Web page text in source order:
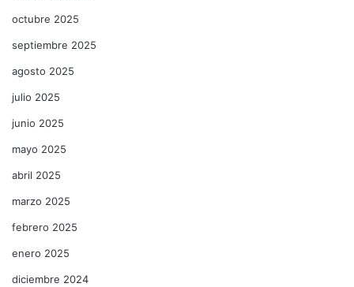
octubre 2025
septiembre 2025
agosto 2025
julio 2025
junio 2025
mayo 2025
abril 2025
marzo 2025
febrero 2025
enero 2025
diciembre 2024